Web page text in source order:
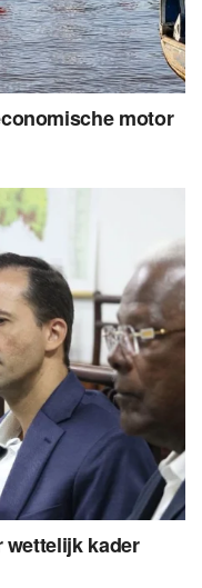
motor
wettelijk kader